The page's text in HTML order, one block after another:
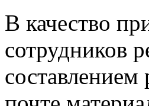
В качество
сотрудников